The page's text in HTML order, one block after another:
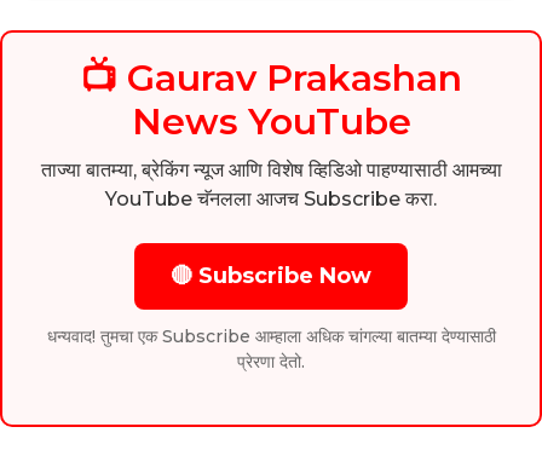
📺 Gaurav Prakashan
News YouTube
ताज्या बातम्या, ब्रेकिंग न्यूज आणि विशेष व्हिडिओ पाहण्यासाठी आमच्या
YouTube चॅनलला आजच Subscribe करा.
🔴 Subscribe Now
धन्यवाद! तुमचा एक Subscribe आम्हाला अधिक चांगल्या बातम्या देण्यासाठी
प्रेरणा देतो.